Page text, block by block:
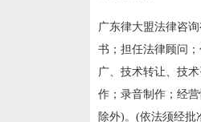
广东律大盟法律咨
书；担任法律顾问
广、技术转让、技
作；录音制作；经
除外)。(依法须经批